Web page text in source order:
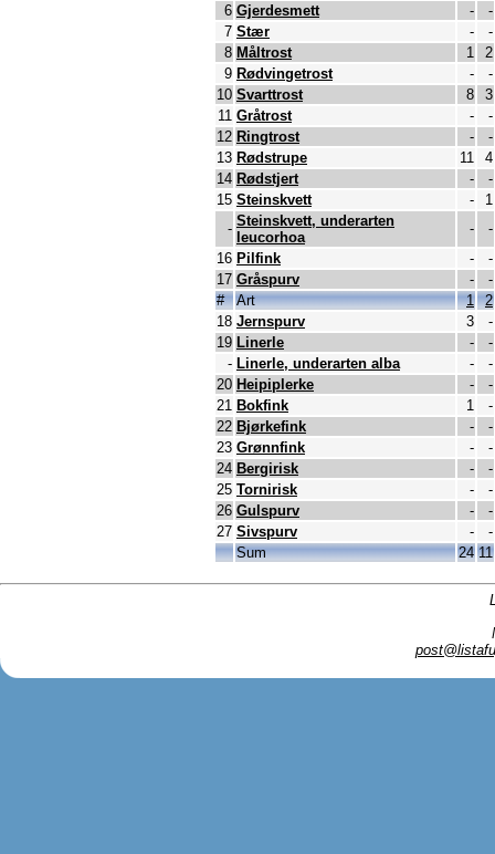
6 Gjerdesmett -
-
7 Stær -
-
8 Måltrost 1
2
9 Rødvingetrost -
-
10 Svarttrost 8
3
11 Gråtrost -
-
12 Ringtrost -
-
13 Rødstrupe 11
4
14 Rødstjert -
-
15 Steinskvett -
1
- Steinskvett, underarten
leucorhoa
-
-
16 Pilfink -
-
17 Gråspurv -
-
#
Art 1
2
18 Jernspurv 3
-
19 Linerle -
-
- Linerle, underarten alba -
-
20 Heipiplerke -
-
21 Bokfink 1
-
22 Bjørkefink -
-
23 Grønnfink -
-
24 Bergirisk -
-
25 Tornirisk -
-
26 Gulspurv -
-
27 Sivspurv -
-
Sum
24 11